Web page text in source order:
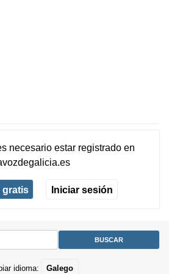
necesario estar registradoen
gratis Iniciar sesión
idioma: Galego